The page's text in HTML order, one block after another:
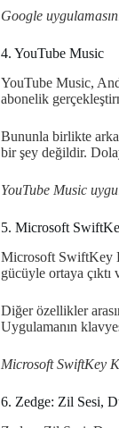
Google
4. YouTube Music
YouTube Music,
abonelik
Bununla birlikte arka
bir şey değildir.
YouTube Music
5. Microsoft
Microsoft SwiftKey
gücüyle ortaya
Diğer özellikler
Uygulamanın
Microsoft SwiftKey
6. Zedge: Zil Sesi,